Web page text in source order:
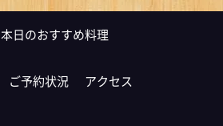
本日のおすすめ料理
ご予約状況 アクセス